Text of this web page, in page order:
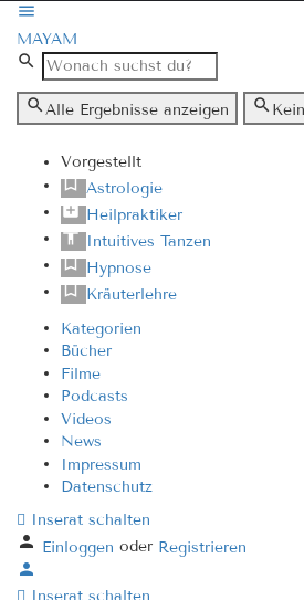
MAYAM
Alle Ergebnisse anzeigen
Vorgestellt
Astrologie
Heilpraktiker
Intuitives Tanzen
Hypnose
Kräuterlehre
Kategorien
Bücher
Filme
Podcasts
Videos
News
Impressum
Datenschutz
Inserat schalten
Einloggen oder Registrieren
Inserat schalten